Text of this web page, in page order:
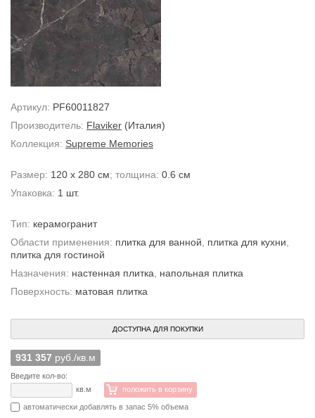
Артикул: PF60011827
Производитель: Flaviker (Италия)
Коллекция: Supreme Memories
Размер: 120 x 280 см; толщина: 0.6 см
Упаковка: 1 шт.
Тип: керамогранит
Области применения: плитка для ванной плитка для кухни
плитка для гостиной
Назначения: настенная плитка
напольная плитка
Поверхность: матовая плитка
ДОСТУПНА ДЛЯ ПОКУПКИ
931 357 руб./кв.м
Введите кол-во:
кв.м
положить в корзину
автоматически добавлять в запас 5% объема